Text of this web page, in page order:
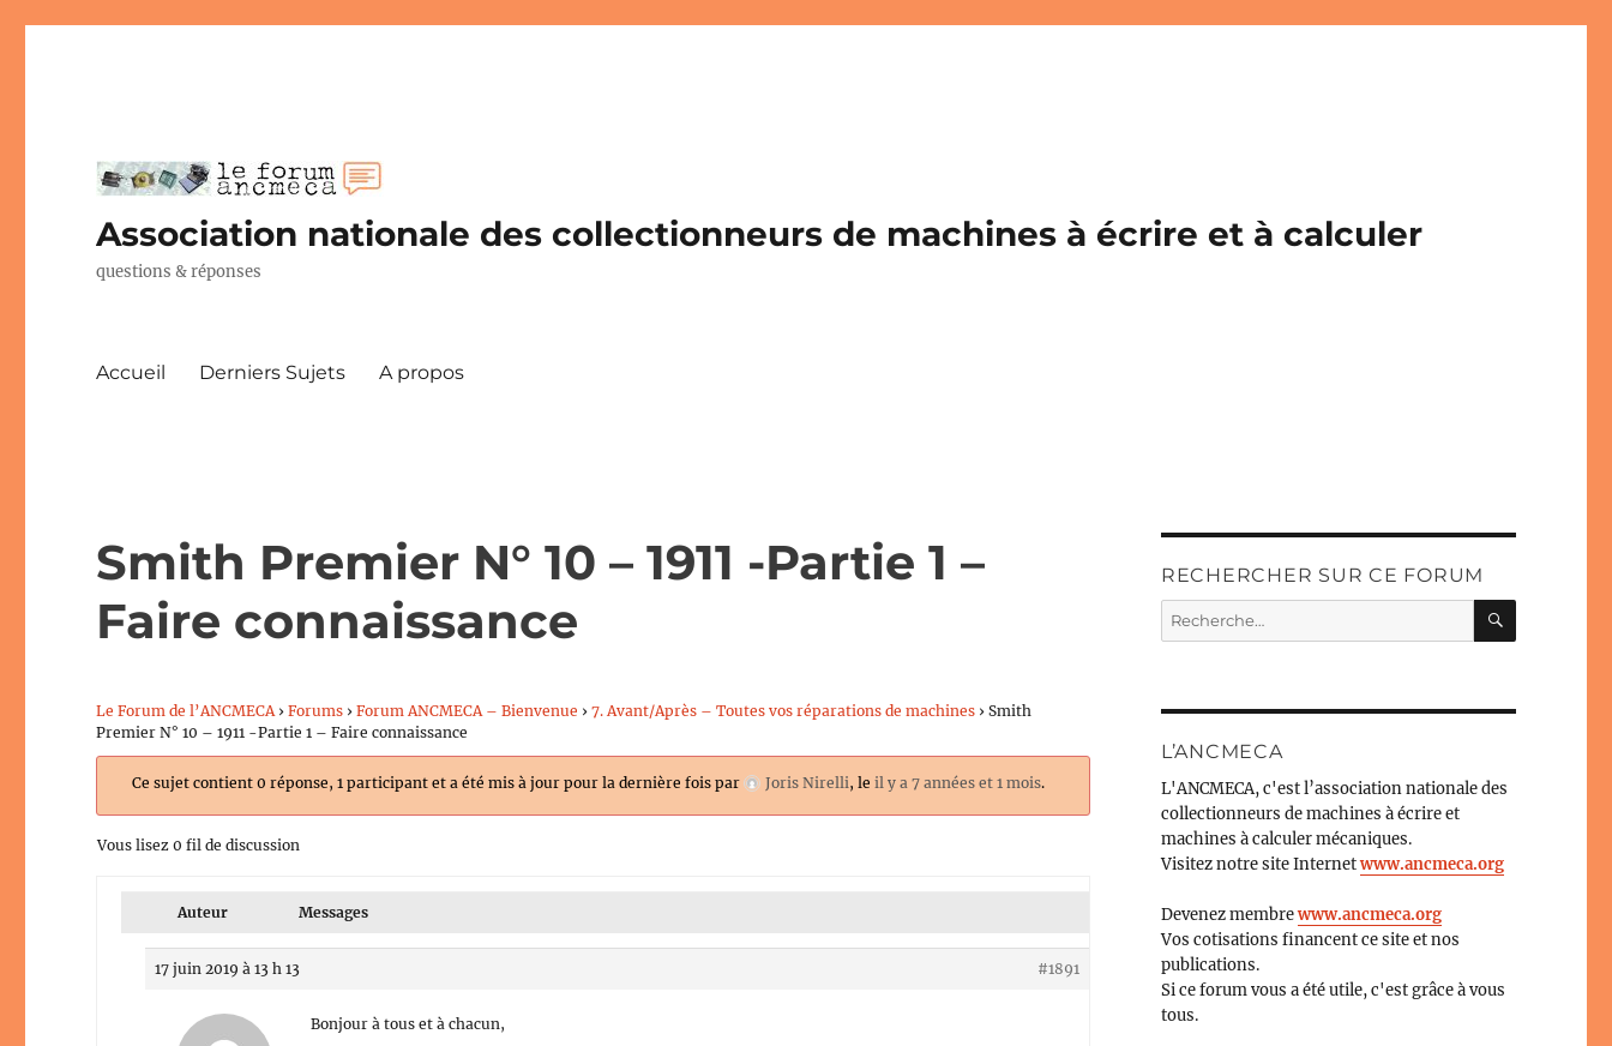
Association nationale des collectionneurs de machines à écrire et à calculer
questions & réponses
Accueil Derniers Sujets A propos
Smith Premier N° 10 – 1911 -Partie 1 –
Faire connaissance
Le Forum de l’ANCMECA › Forums › Forum ANCMECA – Bienvenue › 7. Avant/Après – Toutes vos réparations de machines › Smith
Premier N° 10 – 1911 -Partie 1 – Faire connaissance
Ce sujet contient 0 réponse, 1 participant et a été mis à jour pour la dernière fois par Joris Nirelli, leil y a 7 années et 1 mois.
Vous lisez 0 fil de discussion
Auteur Messages
17 juin 2019 à 13 h 13 #1891
Bonjour à tous et à chacun,
RECHERCHER SUR CE FORUM
Recherche
pour :
L’ANCMECA
L'ANCMECA, c'est l’association nationale des
collectionneurs de machines à écrire et
machines à calculer mécaniques.
Visitez notre site Internetwww.ancmeca.org
Devenez membrewww.ancmeca.org
Vos cotisations financent ce site et nos
publications.
Si ce forum vous a été utile, c'est grâce à vous
tous.